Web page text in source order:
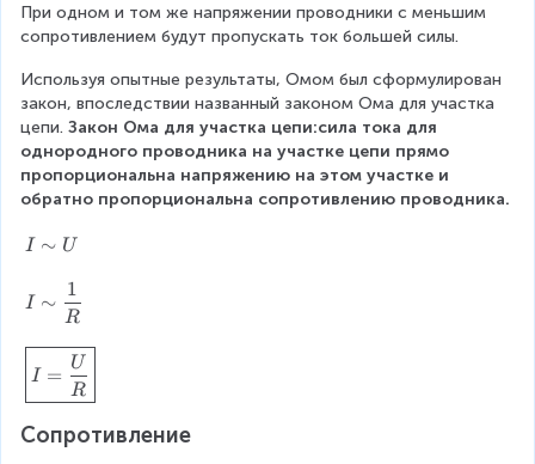
При одном и том же напряжении проводники с меньшим
сопротивлением будут пропускать ток большей силы.
Используя опытные результаты, Омом был сформулирован
закон, впоследствии названный законом Ома для участка
цепи. Закон Ома для участка цепи:сила тока для
однородного проводника на участке цепи прямо
пропорциональна напряжению на этом участке и
обратно пропорциональна сопротивлению проводника.
I
si
m
I ∼ U
I
si
m
\
r
I ∼
R
1
b
o
I =
R
U
Сопротивление